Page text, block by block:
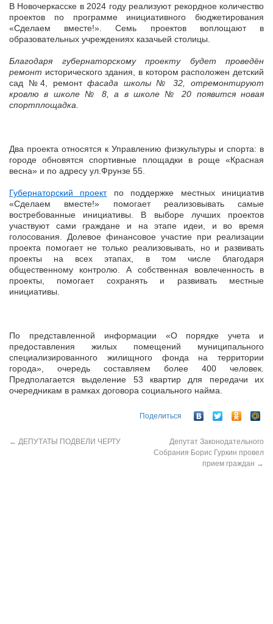
В Новочеркасске в 2024 году реализуют рекордное количество
проектов по программе инициативного бюджетирования
«Сделаем вместе!». Семь проектов воплощают в
образовательных учреждениях казачьей столицы.
Благодаря губернаторскому проекту будет проведён
ремонт исторического здания, в котором расположен детский
сад №4, ремонтфасада школы № 32, отремонтируют
кровлю в школе № 8, а в школе № 20 появится новая
спортплощадка.
Два проекта относятся к Управлению физкультуры и спорта: в
городе обновятся спортивные площадки в роще «Красная
весна» и по адресу ул.Фрунзе 55.
Губернаторский проектпо поддержке местных инициатив
«Сделаем вместе!» помогает реализовывать самые
востребованные инициативы. В выборе лучших проектов
участвуют сами граждане и на этапе идеи, и во время
голосования. Долевое финансовое участие при реализации
проекта помогает не только реализовывать, но и развивать
проекты на всех этапах, в том числе благодаря
общественному контролю. А собственная вовлеченность в
проекты, помогает сохранять и развивать местные
инициативы.
По представленной информации «О порядке учета и
предоставления жилых помещений муниципального
специализированного жилищного фонда на территории
города», очередь составляем более 400 человек.
Предполагается выделение 53 квартир для передачи их
очередникам в рамках договора социального найма.
Поделиться
← ДЕПУТАТЫ ПОДВЕЛИ ЧЕРТУ
Депутат Законодательного
Собрания Борис Гуркин провел
прием граждан →